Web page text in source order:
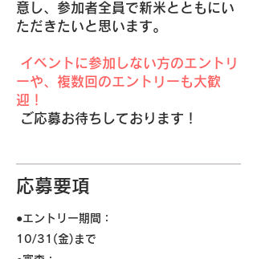
意し、参加者全員で新米とともにい
ただきたいと思います。
イベントに参加しない方のエントリ
ーや、複数回のエントリーも大歓
迎！
ご応募お待ちしております！
応募要項
●エントリー期間：
10/31(金)まで